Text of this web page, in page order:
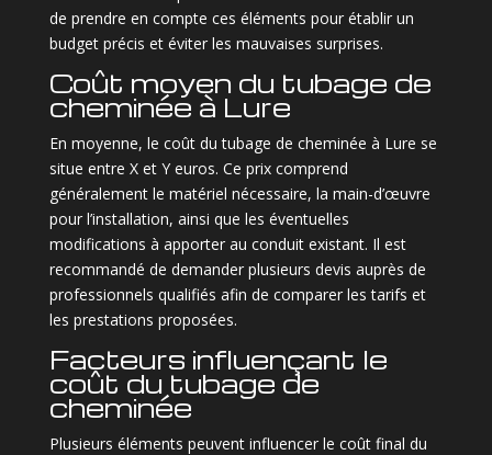
de prendre en compte ces éléments pour établir un
budget précis et éviter les mauvaises surprises.
Coût moyen du tubage de
cheminée à Lure
En moyenne, le coût du tubage de cheminée à Lure se
situe entre X et Y euros. Ce prix comprend
généralement le matériel nécessaire, la main-d’œuvre
pour l’installation, ainsi que les éventuelles
modifications à apporter au conduit existant. Il est
recommandé de demander plusieurs devis auprès de
professionnels qualifiés afin de comparer les tarifs et
les prestations proposées.
Facteurs influençant le
coût du tubage de
cheminée
Plusieurs éléments peuvent influencer le coût final du